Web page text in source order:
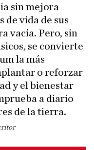
sin mejora
de vida de sus
vacía. Pero, sin
se convierte
la más
o reforzar
y el bienestar
a diario
de la tierra.